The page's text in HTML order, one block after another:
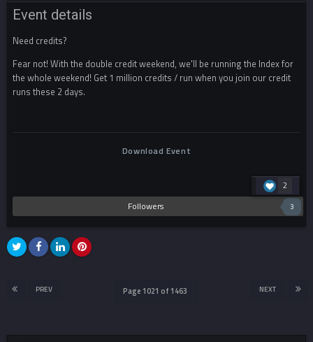
Event details
Need credits?
Fear not! With the double credit weekend, we'll be running the Index for
the whole weekend! Get 1 million credits / run when you join our credit
runs these 2 days.
2
Download Event
Followers 3
PREV NEXT
Page 1021 of 1463